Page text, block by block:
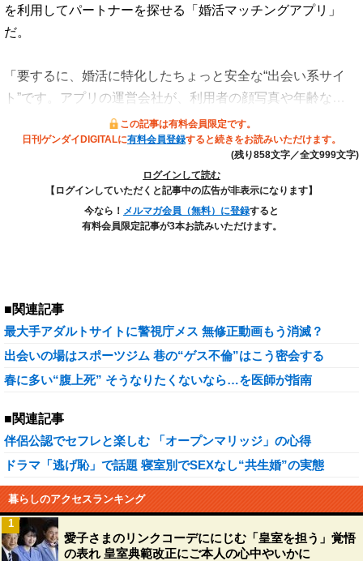
を利用してパートナーを探せる「婚活マッチングアプリ」
だ。
「要するに、婚活に特化したちょっと安全な“出会い系サイ
ト”です。アプリの運営会社が、利用者の顔写真や年齢な…
この記事は有料会員限定です。
日刊ゲンダイDIGITALに有料会員登録すると続きをお読みいただけます。
(残り858文字／全文999文字)
ログインして読む
【ログインしていただくと記事中の広告が非表示になります】
今なら！ メルマガ会員（無料）に登録すると
有料会員限定記事が3本お読みいただけます。
■関連記事
最大手アダルトサイトに警視庁メス 無修正動画もう消滅？
出会いの場はスポーツジム 巷の“ゲス不倫”はこう密会する
春に多い“腹上死” そうなりたくないなら…を医師が指南
■関連記事
伴侶公認でセフレと楽しむ 「オープンマリッジ」の心得
ドラマ「逃げ恥」で話題 寝室別でSEXなし“共生婚”の実態
暮らしのアクセスランキング
愛子さまのリンクコーデににじむ「皇室を担う」覚悟
の表れ 皇室典範改正にご本人の心中やいかに
1